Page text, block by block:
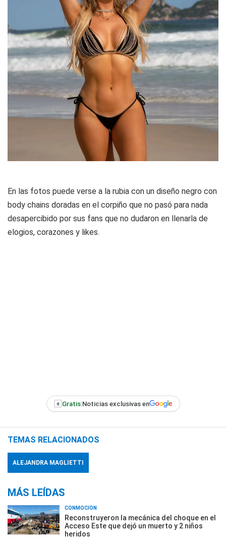
En las fotos puede verse a la rubia con un diseño negro con
body chains doradas en el corpiño que no pasó para nada
desapercibido por sus fans que no dudaron en llenarla de
elogios, corazones y likes.
+ Gratis:Noticias exclusivas en
TEMAS RELACIONADOS
ALEJANDRA MAGLIETTI
MÁS LEÍDAS
CONMOCIÓN
Reconstruyeron la mecánica del choque en el
Acceso Este que dejó un muerto y 2 niños
heridos